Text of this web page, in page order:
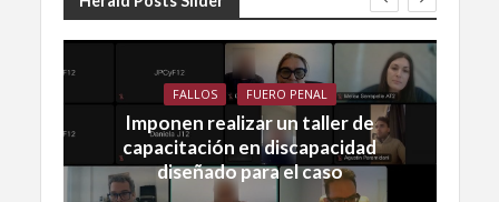
FALLOS FUERO PENAL
Imponen realizar un taller de
capacitación en discapacidad
diseñado para el caso